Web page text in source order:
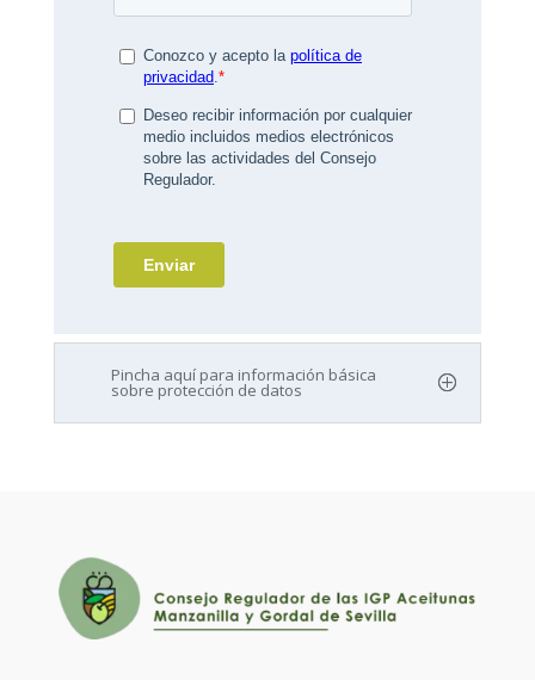
Pincha aquí para información básica
sobre protección de datos